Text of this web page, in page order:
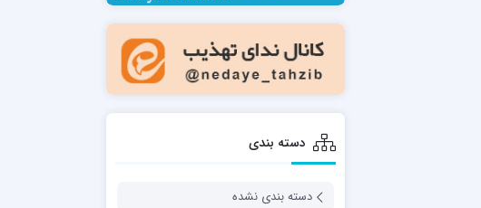
مدرسه فقهی تخصصی امام رضا علیه السلام
صالحیه (مکتب الصادق ع) کازرون
مدرسه امام کاظم علیه السلام
دسته بندی
دسته بندی نشده